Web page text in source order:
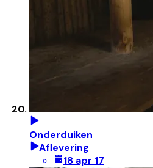
Onderduiken
Aflevering
18 apr 17